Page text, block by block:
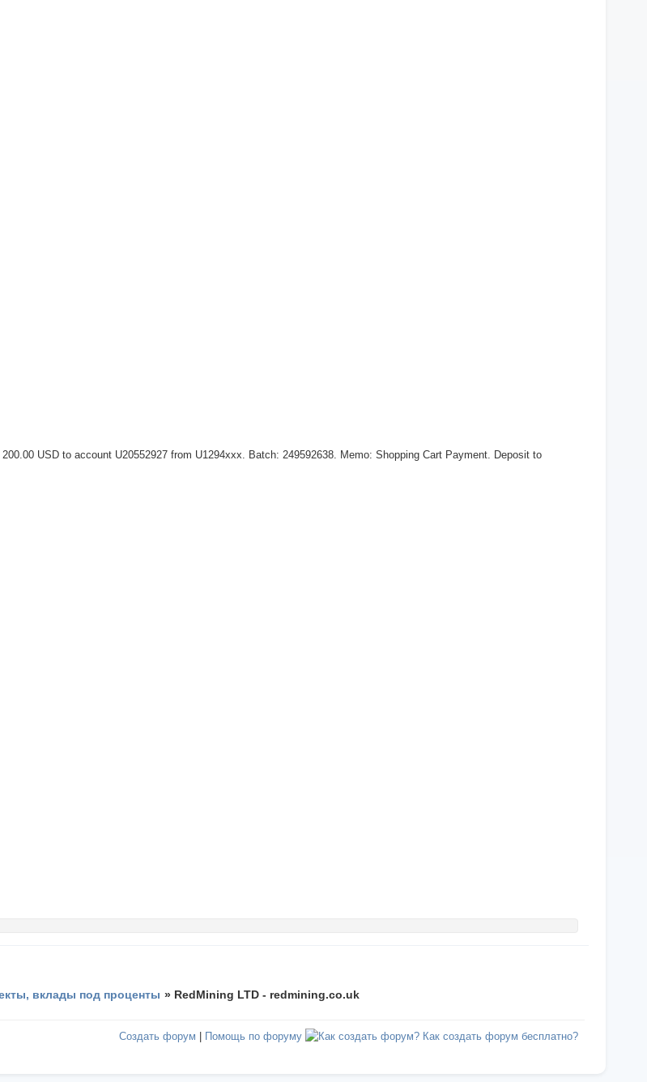
USD to account U20552927 from U1294xxx. Batch: 249592638. Memo: Shopping Cart Payment. Deposit to
вклады под проценты » RedMining LTD - redmining.co.uk
Создать форум | Помощь по форуму